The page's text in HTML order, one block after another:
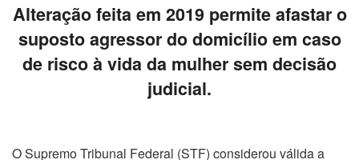
Alteração feita em 2019 permite afastar o
suposto agressor do domicílio em caso
de risco à vida da mulher sem decisão
judicial.
O Supremo Tribunal Federal (STF) considerou válida a